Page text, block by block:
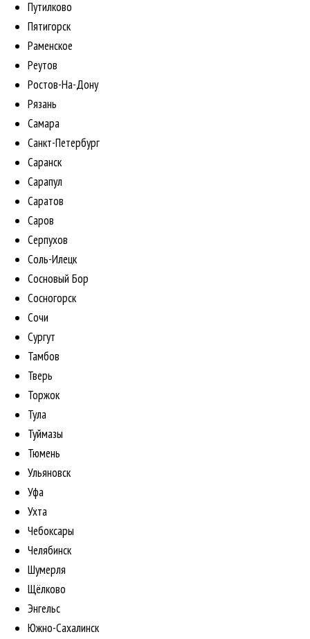
Путилково
Пятигорск
Раменское
Реутов
Ростов-На-Дону
Рязань
Самара
Санкт-Петербург
Саранск
Сарапул
Саратов
Саров
Серпухов
Соль-Илецк
Сосновый Бор
Сосногорск
Сочи
Сургут
Тамбов
Тверь
Торжок
Тула
Туймазы
Тюмень
Ульяновск
Уфа
Ухта
Чебоксары
Челябинск
Шумерля
Щёлково
Энгельс
Южно-Сахалинск